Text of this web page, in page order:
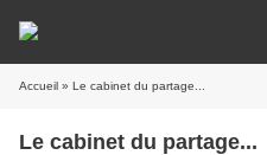
Accueil » Le cabinet du partage...
Le cabinet du partage...